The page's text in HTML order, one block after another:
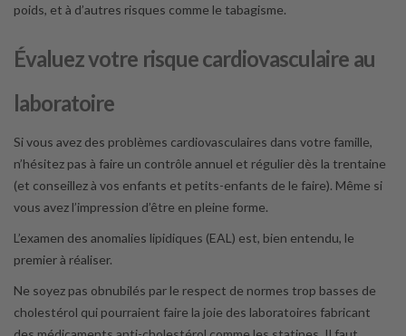
poids, et à d’autres risques comme le tabagisme.
Évaluez votre risque cardiovasculaire au
laboratoire
Si vous avez des problèmes cardiovasculaires dans votre famille,
n’hésitez pas à faire un contrôle annuel et régulier dès la trentaine
(et conseillez à vos enfants et petits-enfants de le faire). Même si
vous avez l’impression d’être en pleine forme.
L’examen des anomalies lipidiques (EAL) est, bien entendu, le
premier à réaliser.
Ne soyez pas obnubilés par le respect de normes trop basses de
cholestérol qui pourraient faire la joie des laboratoires fabricant